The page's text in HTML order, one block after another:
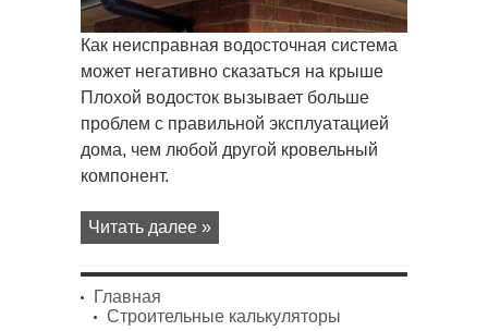
Как неисправная водосточная система
может негативно сказаться на крыше
Плохой водосток вызывает больше
проблем с правильной эксплуатацией
дома, чем любой другой кровельный
компонент.
Читать далее »
Главная
Строительные калькуляторы